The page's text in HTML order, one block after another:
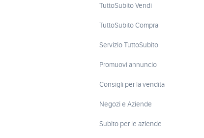
TuttoSubito Vendi
TuttoSubito Compra
Servizio TuttoSubito
Promuovi annuncio
Consigli per la vendita
Negozi e Aziende
Subito per le aziende